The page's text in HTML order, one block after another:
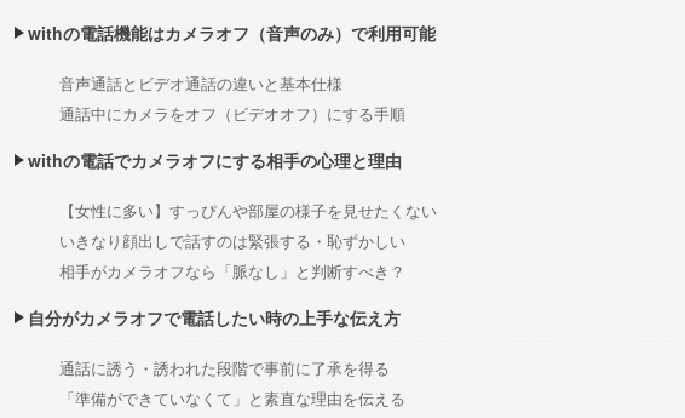
withの電話機能はカメラオフ（音声のみ）で利用可能
音声通話とビデオ通話の違いと基本仕様
通話中にカメラをオフ（ビデオオフ）にする手順
withの電話でカメラオフにする相手の心理と理由
【女性に多い】すっぴんや部屋の様子を見せたくない
いきなり顔出しで話すのは緊張する・恥ずかしい
相手がカメラオフなら「脈なし」と判断すべき？
自分がカメラオフで電話したい時の上手な伝え方
通話に誘う・誘われた段階で事前に了承を得る
「準備ができていなくて」と素直な理由を伝える